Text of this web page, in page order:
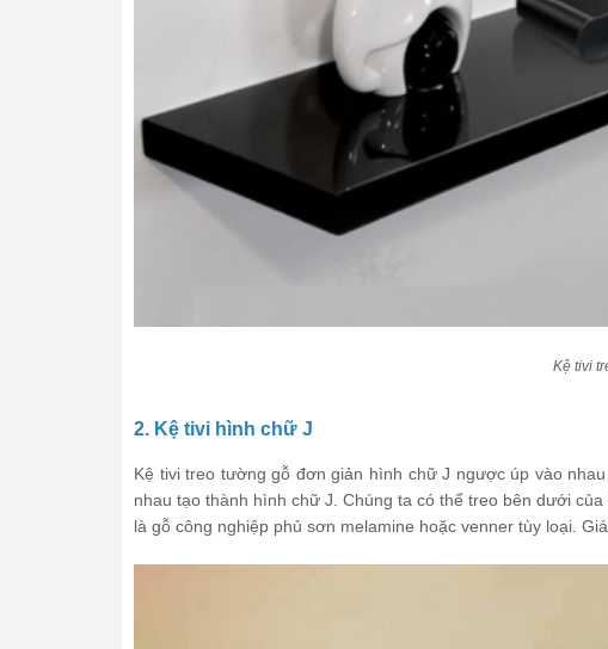
Kệ tivi
2. Kệ tivi hình chữ J
Kệ tivi treo tường gỗ đơn giản hình chữ J ngược úp vào
nhau tạo thành hình chữ J. Chúng ta có thể treo bên dưới
là gỗ công nghiệp phủ sơn melamine hoặc venner tùy loại.